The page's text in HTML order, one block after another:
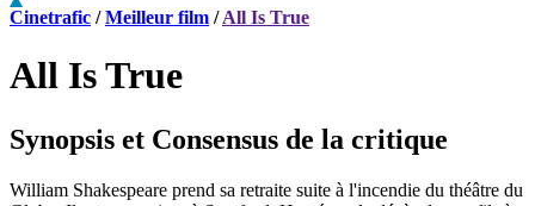
Cinetrafic /Meilleur film /All Is True
All Is True
Synopsis et Consensus de la critique
William Shakespeare prend sa retraite suite à l'incendie du théâtre du